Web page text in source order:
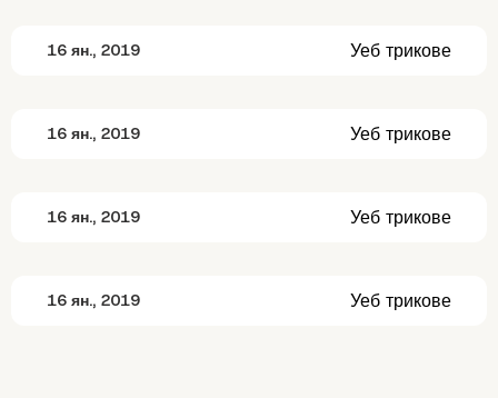
16 ян., 2019 Уеб трикове
16 ян., 2019 Уеб трикове
16 ян., 2019 Уеб трикове
16 ян., 2019 Уеб трикове